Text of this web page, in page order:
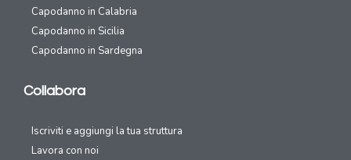
Capodanno in Calabria
Capodanno in Sicilia
Capodanno in Sardegna
Collabora
Iscriviti e aggiungi la tua struttura
Lavora con noi